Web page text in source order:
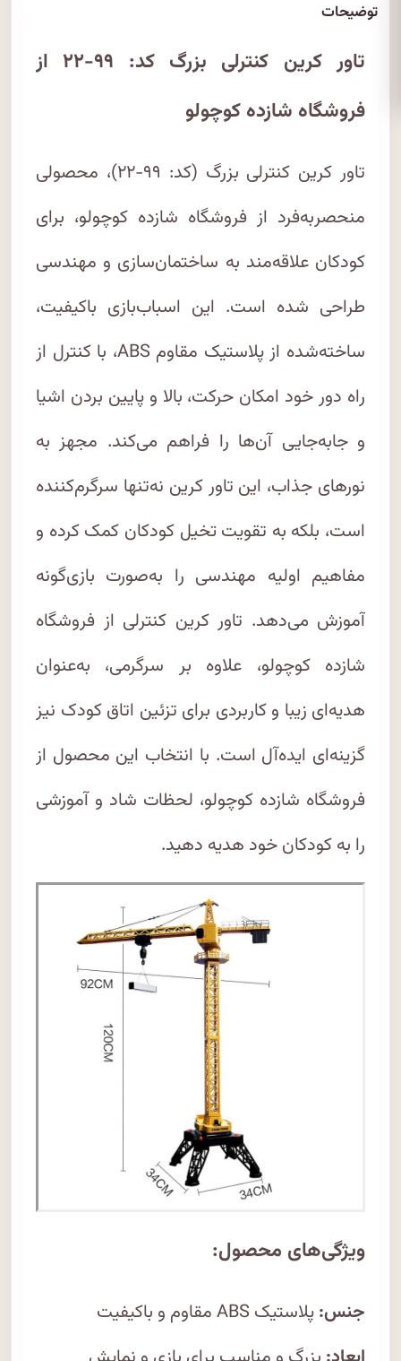
توضیحات
تاور کرین کنترلی بزرگ کد: ۹۹-۲۲ از
فروشگاه شازده کوچولو
تاور کرین کنترلی بزرگ (کد: ۹۹-۲۲)، محصولی
منحصربه‌فرد از فروشگاه شازده کوچولو، برای
کودکان علاقه‌مند به ساختمان‌سازی و مهندسی
طراحی شده است. این اسباب‌بازی باکیفیت،
ساخته‌شده از پلاستیک مقاوم ABS، با کنترل از
راه دور خود امکان حرکت، بالا و پایین بردن اشیا
و جابه‌جایی آن‌ها را فراهم می‌کند. مجهز به
نورهای جذاب، این تاور کرین نه‌تنها سرگرم‌کننده
است، بلکه به تقویت تخیل کودکان کمک کرده و
مفاهیم اولیه مهندسی را به‌صورت بازی‌گونه
آموزش می‌دهد. تاور کرین کنترلی از فروشگاه
شازده کوچولو، علاوه بر سرگرمی، به‌عنوان
هدیه‌ای زیبا و کاربردی برای تزئین اتاق کودک نیز
گزینه‌ای ایده‌آل است. با انتخاب این محصول از
فروشگاه شازده کوچولو، لحظات شاد و آموزشی
را به کودکان خود هدیه دهید.
ویژگی‌های محصول:
جنس:پلاستیک ABS مقاوم و باکیفیت